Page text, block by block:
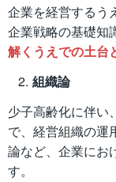
企業を経営するう
企業戦略の基礎知
解くうえでの土台
組織論
少子高齢化に伴い
で、経営組織の運
論など、企業にお
す。